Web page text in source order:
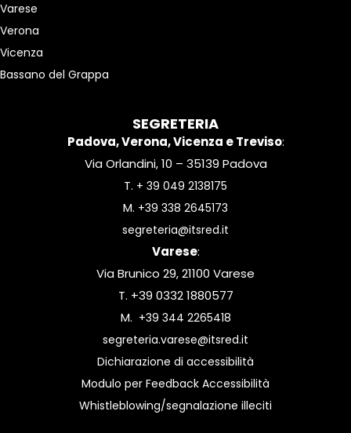
Varese
Verona
Vicenza
Bassano del Grappa
SEGRETERIA
Padova, Verona, Vicenza e Treviso:
Via Orlandini, 10 – 35139 Padova
T. + 39 049 2138175
M. +39 338 2645173
segreteria@itsred.it
Varese:
Via Brunico 29, 21100 Varese
T. +39 0332 1880577
M. +39 344 2265418
segreteria.varese@itsred.it
Dichiarazione di accessibilità
Modulo per Feedback Accessibilità
Whistleblowing/segnalazione illeciti